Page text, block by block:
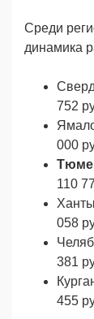
Среди
динамика
752
000
110
058
381
455